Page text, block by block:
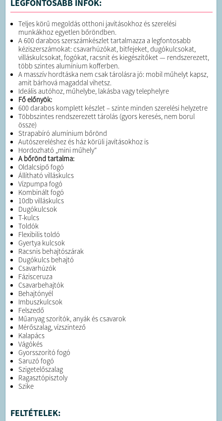
LEGFONTOSABB INFÓK:
Teljes körű megoldás otthoni javításokhoz és szerelési
munkákhoz egyetlen bőröndben.
A 600 darabos szerszámkészlet tartalmazza a legfontosabb
kéziszerszámokat: csavarhúzókat, bitfejeket, dugókulcsokat,
villáskulcsokat, fogókat, racsnit és kiegészítőket — rendszerezett,
több szintes alumínium kofferben.
A masszív hordtáska nem csak tárolásra jó: mobil műhelyt kapsz,
amit bárhová magaddal vihetsz.
Ideális autóhoz, műhelybe, lakásba vagy telephelyre
Fő előnyök:
600 darabos komplett készlet – szinte minden szerelési helyzetre
Többszintes rendszerezett tárolás (gyors keresés, nem borul
össze)
Strapabíró alumínium bőrönd
Autószereléshez és ház körüli javításokhoz is
Hordozható „mini műhely”
A bőrönd tartalma:
Oldalcsípő fogó
Állítható villáskulcs
Vízpumpa fogó
Kombinált fogó
10db villáskulcs
Dugókulcsok
T-kulcs
Toldók
Flexibilis toldó
Gyertya kulcsok
Racsnis behajtószárak
Dugókulcs behajtó
Csavarhúzók
Fázisceruza
Csavarbehajtók
Behajtónyél
Imbuszkulcsok
Felszedő
Műanyag szorítók, anyák és csavarok
Mérőszalag, vízszintező
Kalapács
Vágókés
Gyorsszorító fogó
Saruzó fogó
Szigetelőszalag
Ragasztópisztoly
Szike
FELTÉTELEK: